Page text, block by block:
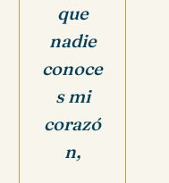
que
nadie
conoce
s mi
corazó
n,